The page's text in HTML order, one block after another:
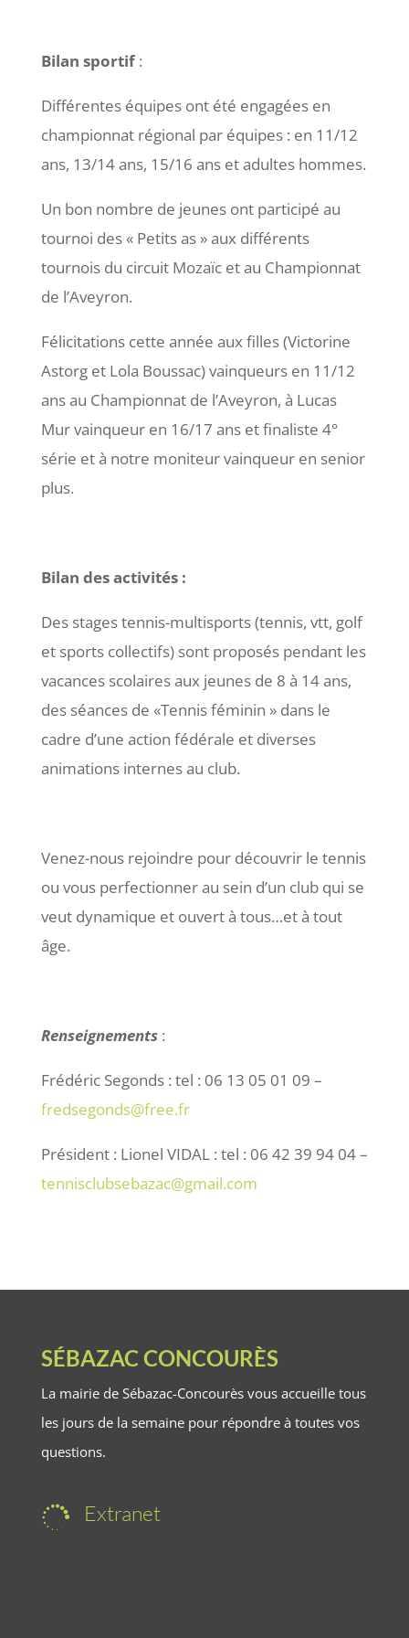
Bilan sportif:
Différentes équipes ont été engagées en
championnat régional par équipes : en 11/12
ans, 13/14 ans, 15/16 ans et adultes hommes.
Un bon nombre de jeunes ont participé au
tournoi des « Petits as » aux différents
tournois du circuit Mozaïc et au Championnat
de l’Aveyron.
Félicitations cette année aux filles (Victorine
Astorg et Lola Boussac) vainqueurs en 11/12
ans au Championnat de l’Aveyron, à Lucas
Mur vainqueur en 16/17 ans et finaliste 4°
série et à notre moniteur vainqueur en senior
plus.
Bilan des activités :
Des stages tennis-multisports (tennis, vtt, golf
et sports collectifs) sont proposés pendant les
vacances scolaires aux jeunes de 8 à 14 ans,
des séances de «Tennis féminin » dans le
cadre d’une action fédérale et diverses
animations internes au club.
Venez-nous rejoindre pour découvrir le tennis
ou vous perfectionner au sein d’un club qui se
veut dynamique et ouvert à tous…et à tout
âge.
Renseignements:
Frédéric Segonds : tel : 06 13 05 01 09 –
fredsegonds@free.fr
Président : Lionel VIDAL : tel : 06 42 39 94 04 –
tennisclubsebazac@gmail.com
SÉBAZAC CONCOURÈS
La mairie de Sébazac-Concourès vous accueille tous
les jours de la semaine pour répondre à toutes vos
questions.
 Extranet